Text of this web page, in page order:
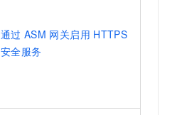
通过 ASM 网关启用 HTTPS
安全服务